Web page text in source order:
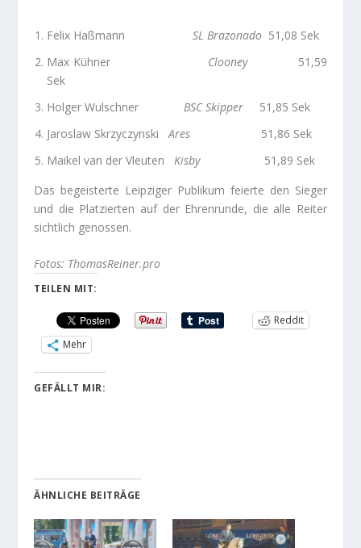
Felix Haßmann SL Brazonado 51,08 Sek
Max Kühner Clooney
51,59
Sek
Holger Wulschner
BSC Skipper
51,85 Sek
Jaroslaw Skrzyczynski
Ares
51,86 Sek
Maikel van der Vleuten Kisby51,89 Sek
Das begeisterte Leipziger Publikum feierte den Sieger
und die Platzierten auf der Ehrenrunde, die alle Reiter
sichtlich genossen.
Fotos: ThomasReiner.pro
TEILEN MIT:
Reddit
Mehr
GEFÄLLT MIR:
ÄHNLICHE BEITRÄGE